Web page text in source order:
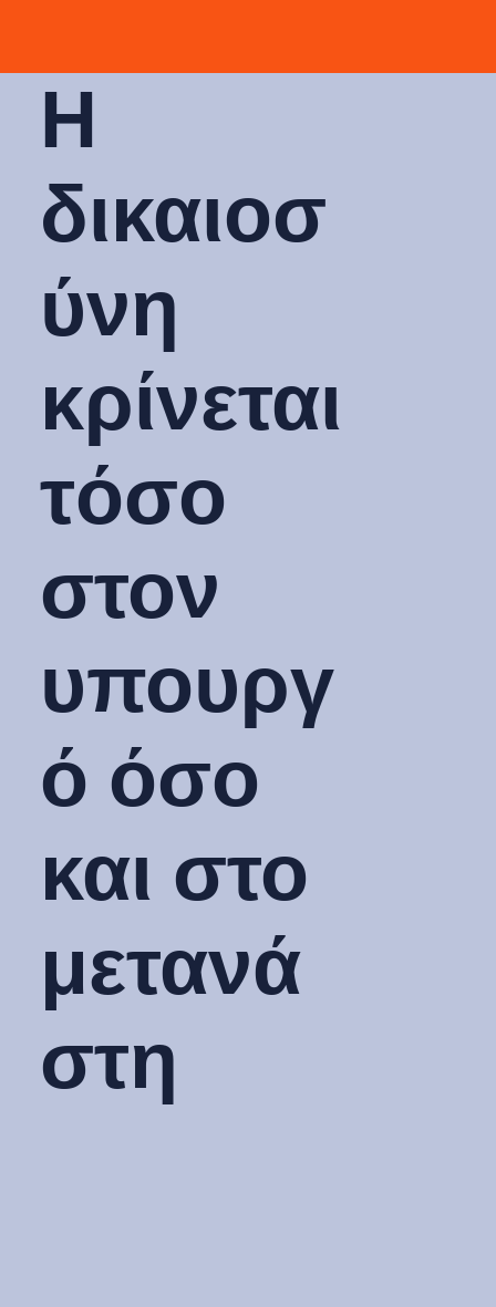
Η
δικαιοσ
ύνη
κρίνεται
τόσο
στον
υπουργ
ό όσο
και στο
μετανά
στη